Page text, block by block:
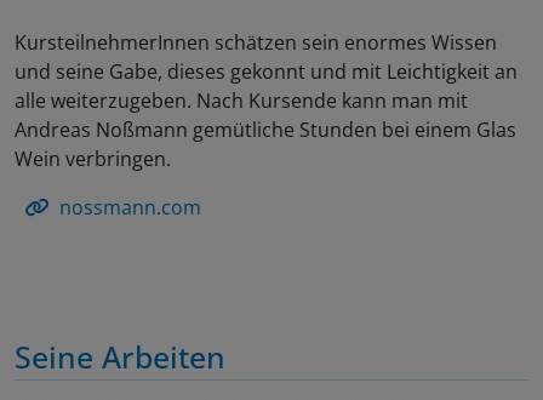
KursteilnehmerInnen schätzen sein enormes Wissen
und seine Gabe, dieses gekonnt und mit Leichtigkeit an
alle weiterzugeben. Nach Kursende kann man mit
Andreas Noßmann gemütliche Stunden bei einem Glas
Wein verbringen.
nossmann.com
Seine Arbeiten